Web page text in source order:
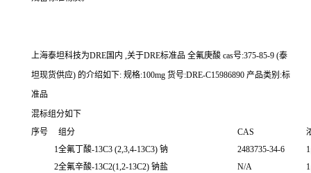
上海泰坦科技为DRE国内 ,关于DRE标准品 全氟庚酸 cas号:375-85-9 (泰
坦现货供应) 的介绍如下: 规格:100mg 货号:DRE-C15986890 产品类别:标
准品
混标组分如下
序号
组分 CAS
1全氟丁酸-13C3 (2,3,4-13C3) 钠 2483735-34-6 1
2全氟辛酸-13C2(1,2-13C2) 钠盐 N/A 1